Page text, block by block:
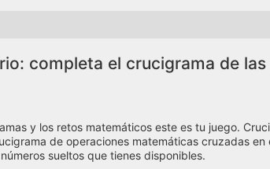
completa el crucigrama de
y los retos matemáticos este es tu juego.
de operaciones matemáticas cruzadas
sueltos que tienes disponibles.